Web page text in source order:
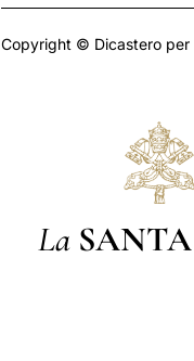
Copyright © Dicastero per
La